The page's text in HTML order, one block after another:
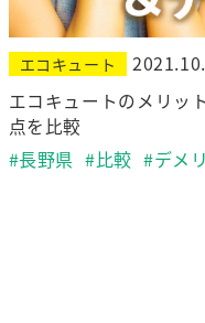
エコキュート
エコキュートのメリッ
点を比較
#長野県 #比較 #デメ